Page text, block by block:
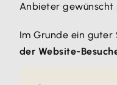
Anbieter gewünscht
Im Grunde ein guter
der Website-